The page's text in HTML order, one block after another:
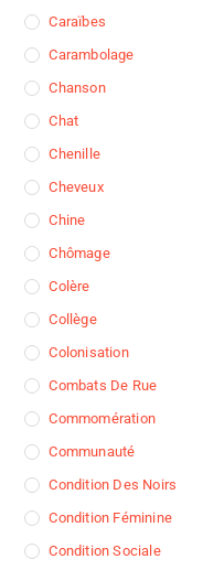
Caraïbes
Carambolage
Chanson
Chat
Chenille
Cheveux
Chine
Chômage
Colère
Collège
Colonisation
Combats De Rue
Commomération
Communauté
Condition Des Noirs
Condition Féminine
Condition Sociale